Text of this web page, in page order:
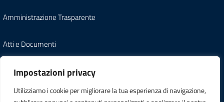
Impostazioni privacy
Utilizziamo i cookie per migliorare la tua esperienza di navigazione,
Amministrazione Trasparente
Atti e Documenti
Note Legali
Informativa Privacy